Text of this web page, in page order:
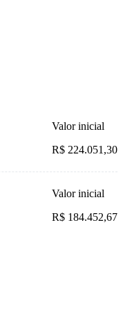
Valor inicial
R$ 224.051,30
Valor inicial
R$ 184.452,67